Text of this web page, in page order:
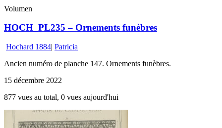
Volumen
HOCH_PL235 – Ornements funèbres
Hochard 1884| Patricia
Ancien numéro de planche 147. Ornements funèbres.
15 décembre 2022
877 vues au total, 0 vues aujourd'hui